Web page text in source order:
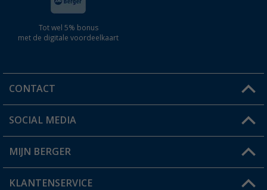
Tot wel 5% bonus
met de digitale voordeelkaart
CONTACT
Een vraag?
Winkel vinden
SOCIAL MEDIA
MIJN BERGER
Mijn account
KLANTENSERVICE